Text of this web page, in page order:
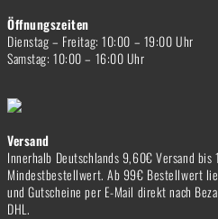
Öffnungszeiten
Dienstag – Freitag: 10:00 – 19:00 Uhr
Samstag: 10:00 – 16:00 Uhr
Versand
Innerhalb Deutschlands 9,60€ Versand bis
Mindestbestellwert. Ab 99€ Bestellwert
und Gutscheine per E-Mail direkt nach
DHL.